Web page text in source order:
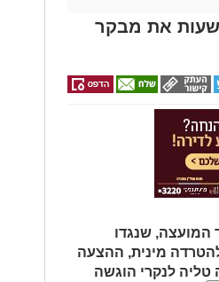
להשעות את מבקר
המועצה, שנגדו
מינית, ההצעה
לנקרי הוגשה